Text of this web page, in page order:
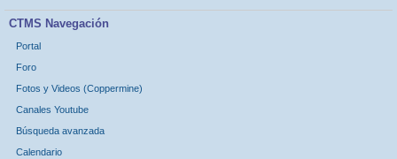
CTMS Navegación
Portal
Foro
Fotos y Videos (Coppermine)
Canales Youtube
Búsqueda avanzada
Calendario